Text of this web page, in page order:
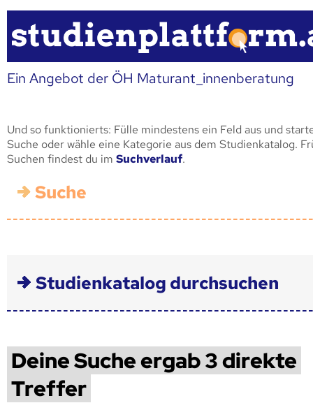
Ein Angebot der ÖH Maturant_innenberatung
Und so funktionierts: Fülle mindestens ein Feld aus und
Suche oder wähle eine Kategorie aus dem Studienkatalog.
Suchen findest du im Suchverlauf.
Suche
Studienkatalog durchsuchen
Deine Suche ergab 3 direkte
Treffer